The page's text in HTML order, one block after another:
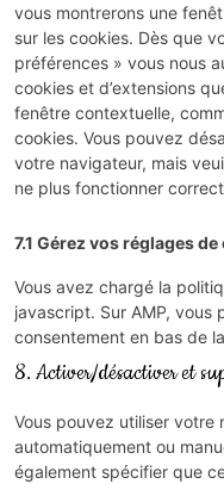
vous montrerons une
sur les cookies. Dès que
préférences » vous nous
cookies et d’extensions
fenêtre contextuelle,
cookies. Vous pouvez
votre navigateur, mais
ne plus fonctionner
7.1 Gérez vos réglages
Vous avez chargé la
javascript. Sur AMP, vous
consentement en bas de
8. Activer/désactiver et
Vous pouvez utiliser
automatiquement ou
également spécifier que